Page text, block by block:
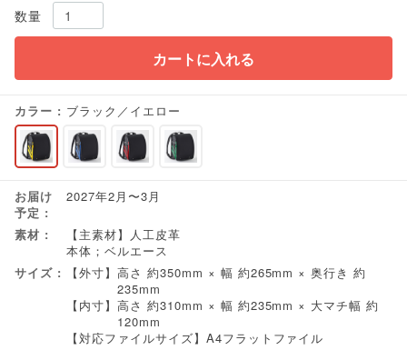
数量
カートに入れる
カラー ブラック／イエロー
お届け
予定
2027年2月〜3月
素材
【主素材】人工皮革
本体；ベルエース
サイズ
【外寸】高さ 約350mm × 幅 約265mm × 奥行き 約
235mm
【内寸】高さ 約310mm × 幅 約235mm × 大マチ幅 約
120mm
【対応ファイルサイズ】A4フラットファイル